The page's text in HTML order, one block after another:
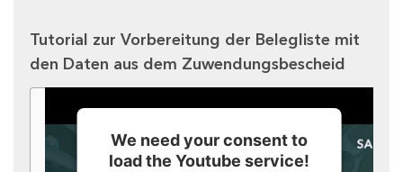
Tutorial zur Vorbereitung der Belegliste mit
den Daten aus dem Zuwendungsbescheid
We need your consent to
load the Youtube service!